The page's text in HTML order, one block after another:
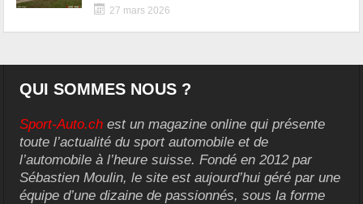
27 mars 2026
QUI SOMMES NOUS ?
Sport-Auto.ch est un magazine online qui présente
toute l’actualité du sport automobile et de
l’automobile à l’heure suisse. Fondé en 2012 par
Sébastien Moulin, le site est aujourd’hui géré par une
équipe d’une dizaine de passionnés, sous la forme